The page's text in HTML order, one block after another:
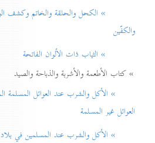
» الكحل والحلقة والخاتم وكشف
والكفّين
» الثياب ذات الألوان الفاتحة
» كتاب الأطعمة والأشربة والذباحة والصيد
» الأكل والشرب عند العوائل المسلمة
العوائل غير المسلمة
» الأكل والشرب عند المسلمين في بلاد